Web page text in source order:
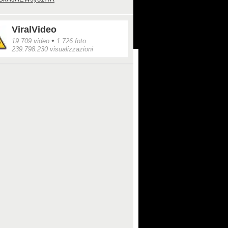
ViralVideo
19.709 video • 1.726 foto
239.798.230 visualizzazioni